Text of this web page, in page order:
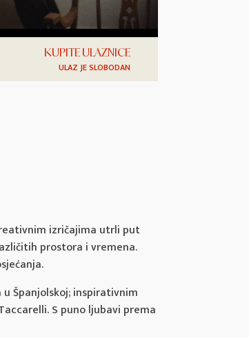
KUPITE ULAZNICE
ULAZ JE SLOBODAN
izričajima utrli put
prostora i vremena.
Španjolskoj; inspirativnim
S puno ljubavi prema